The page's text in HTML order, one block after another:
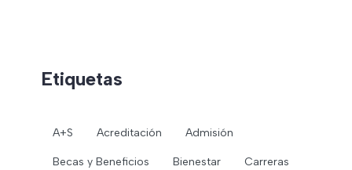
Etiquetas
A+S Acreditación Admisión
Becas y Beneficios Bienestar Carreras